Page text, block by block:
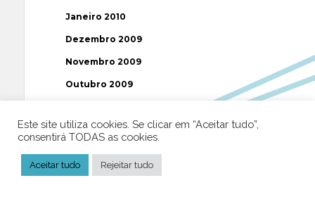
Janeiro 2010
Dezembro 2009
Novembro 2009
Outubro 2009
Agosto 2009
Julho 2009
Junho 2009
Este site utiliza cookies. Se clicar em “Aceitar tudo”,
consentirá TODAS as cookies.
Aceitar tudo Rejeitar tudo